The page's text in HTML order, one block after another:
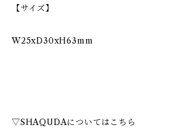
【サイズ】
W25xD30xH63mm
▽SHAQUDAについてはこちら